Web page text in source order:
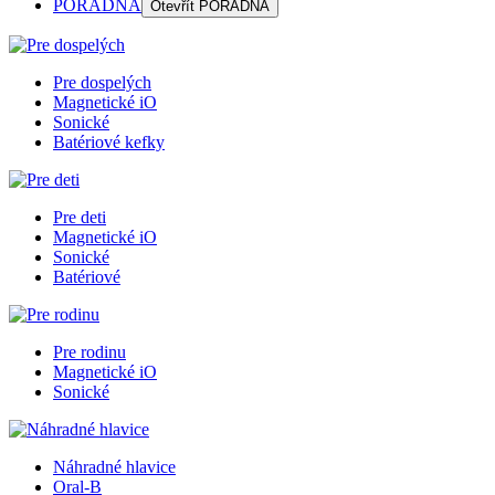
PORADŇA Otevřít PORADŇA
Pre dospelých
Magnetické iO
Sonické
Batériové kefky
Pre deti
Magnetické iO
Sonické
Batériové
Pre rodinu
Magnetické iO
Sonické
Náhradné hlavice
Oral-B